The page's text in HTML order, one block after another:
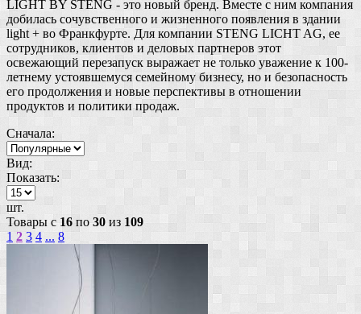
LIGHT BY STENG - это новый бренд. Вместе с ним компания
добилась сочувственного и жизненного появления в здании
light + во Франкфурте. Для компании STENG LICHT AG, ее
сотрудников, клиентов и деловых партнеров этот
освежающий перезапуск выражает не только уважение к 100-
летнему устоявшемуся семейному бизнесу, но и безопасность
его продолжения и новые перспективы в отношении
продуктов и политики продаж.
Сначала:
Вид:
Показать:
шт.
Товары с 16 по 30 из 109
1 2 3 4 ... 8